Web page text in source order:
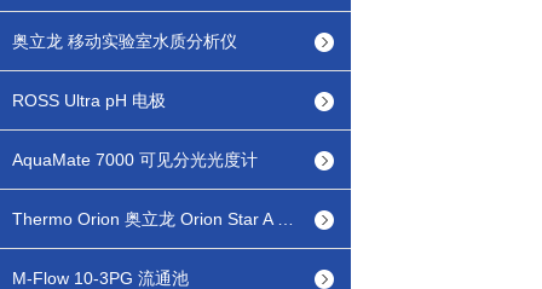
奥立龙 移动实验室水质分析仪
ROSS Ultra pH 电极
AquaMate 7000 可见分光光度计
M-Flow 10-3PG 流通池